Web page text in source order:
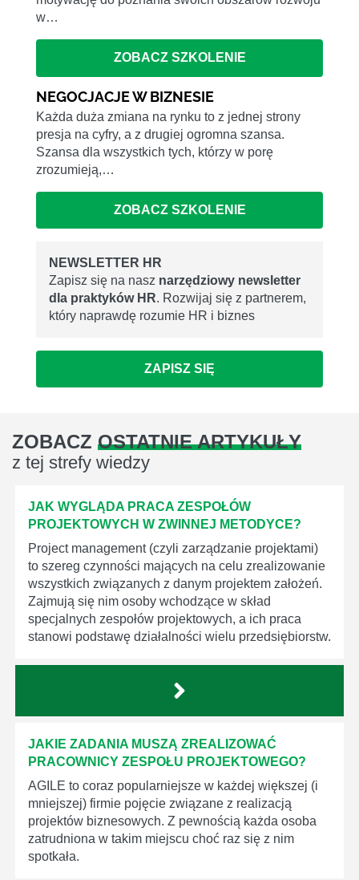
w…
ZOBACZ SZKOLENIE
NEGOCJACJE W BIZNESIE
Każda duża zmiana na rynku to z jednej strony
presja na cyfry, a z drugiej ogromna szansa.
Szansa dla wszystkich tych, którzy w porę
zrozumieją,…
ZOBACZ SZKOLENIE
NEWSLETTER HR
Zapisz się na nasz narzędziowy newsletter
dla praktyków HR. Rozwijaj się z partnerem,
który naprawdę rozumie HR i biznes
ZAPISZ SIĘ
ZOBACZ OSTATNIE ARTYKUŁY
z tej strefy wiedzy
JAK WYGLĄDA PRACA ZESPOŁÓW
PROJEKTOWYCH W ZWINNEJ METODYCE?
Project management (czyli zarządzanie projektami)
to szereg czynności mających na celu zrealizowanie
wszystkich związanych z danym projektem założeń.
Zajmują się nim osoby wchodzące w skład
specjalnych zespołów projektowych, a ich praca
stanowi podstawę działalności wielu przedsiębiorstw.
JAKIE ZADANIA MUSZĄ ZREALIZOWAĆ
PRACOWNICY ZESPOŁU PROJEKTOWEGO?
AGILE to coraz popularniejsze w każdej większej (i
mniejszej) firmie pojęcie związane z realizacją
projektów biznesowych. Z pewnością każda osoba
zatrudniona w takim miejscu choć raz się z nim
spotkała.